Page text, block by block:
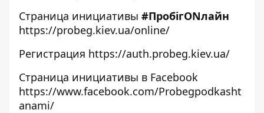
Страница инициативы #ПробігONлайн
https://probeg.kiev.ua/online/
Регистрация https://auth.probeg.kiev.ua/
Страница инициативы в Facebook
https://www.facebook.com/Probegpodkasht
anami/